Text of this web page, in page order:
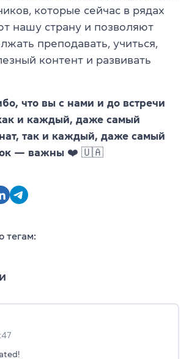
которые сейчас в рядах
нашу страну и позволяют
преподавать, учиться,
контент и развивать
что вы с нами и до встречи
и каждый, даже самый
так и каждый, даже самый
— важны ❤️ 🇺🇦
тегам: